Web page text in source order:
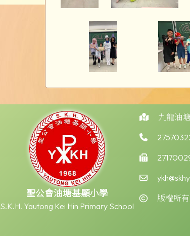
聖公會油塘基顯小學
S.K.H. Yautong Kei Hin Primary School
九龍油
版權所有